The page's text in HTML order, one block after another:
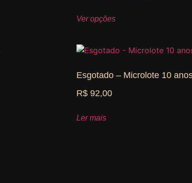
Ver opções
Esgotado – Microlote 10
R$ 92,00
Ler mais